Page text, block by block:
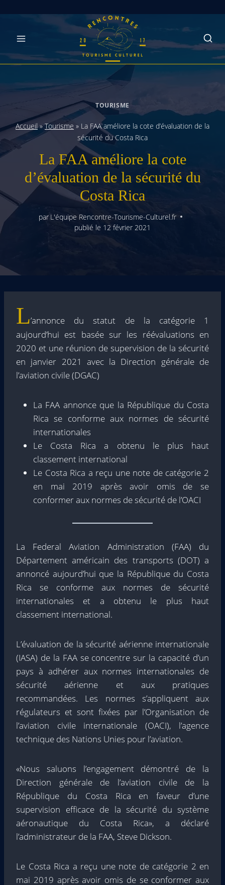
TOURISME
Accueil»Tourisme » La FAA améliore la cote d’évaluation de la
sécurité du Costa Rica
La FAA améliore la cote
d’évaluation de la sécurité du
Costa Rica
parL'équipe Rencontre-Tourisme-Culturel.fr
publié le 12 février 2021
L’annonce du statut de la catégorie 1
aujourd’hui est basée sur les réévaluations en
2020 et une réunion de supervision de la sécurité
en janvier 2021 avec la Direction générale de
l’aviation civile (DGAC)
La FAA annonce que la République du Costa
Rica se conforme aux normes de sécurité
internationales
Le Costa Rica a obtenu le plus haut
classement international
Le Costa Rica a reçu une note de catégorie 2
en mai 2019 après avoir omis de se
conformer aux normes de sécurité de l’OACI
La Federal Aviation Administration (FAA) du
Département américain des transports (DOT) a
annoncé aujourd’hui que la République du Costa
Rica se conforme aux normes de sécurité
internationales et a obtenu le plus haut
classement international.
L’évaluation de la sécurité aérienne internationale
(IASA) de la FAA se concentre sur la capacité d’un
pays à adhérer aux normes internationales de
sécurité aérienne et aux pratiques
recommandées. Les normes s’appliquent aux
régulateurs et sont fixées par l’Organisation de
l’aviation civile internationale (OACI), l’agence
technique des Nations Unies pour l’aviation.
«Nous saluons l’engagement démontré de la
Direction générale de l’aviation civile de la
République du Costa Rica en faveur d’une
supervision efficace de la sécurité du système
aéronautique du Costa Rica», a déclaré
l’administrateur de la FAA, Steve Dickson.
Le Costa Rica a reçu une note de catégorie 2 en
mai 2019 après avoir omis de se conformer aux